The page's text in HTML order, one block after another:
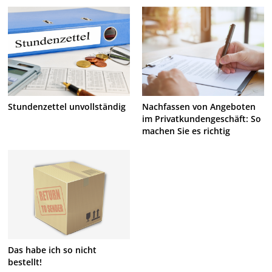
Stundenzettel unvollständig
Nachfassen von Angeboten
im Privatkundengeschäft: So
machen Sie es richtig
Das habe ich so nicht
bestellt!